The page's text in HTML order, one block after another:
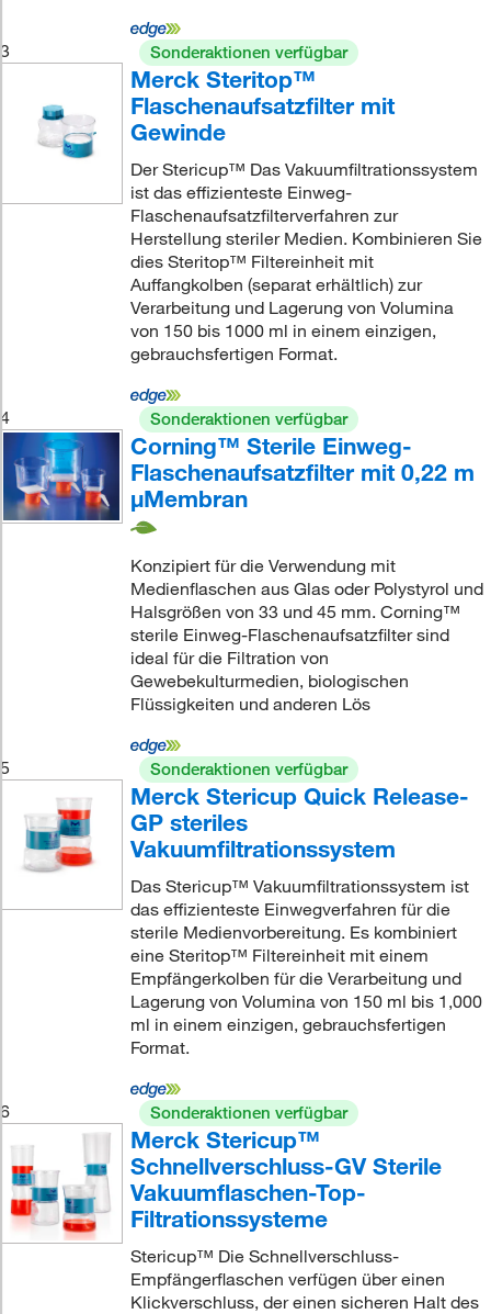
3 Sonderaktionen verfügbar
Merck Steritop™
Flaschenaufsatzfilter mit
Gewinde
Der Stericup™ Das Vakuumfiltrationssystem
ist das effizienteste Einweg-
Flaschenaufsatzfilterverfahren zur
Herstellung steriler Medien. Kombinieren Sie
dies Steritop™ Filtereinheit mit
Auffangkolben (separat erhältlich) zur
Verarbeitung und Lagerung von Volumina
von 150 bis 1000 ml in einem einzigen,
gebrauchsfertigen Format.
4 Sonderaktionen verfügbar
Corning™ Sterile Einweg-
Flaschenaufsatzfilter mit 0,22 m
μMembran
Konzipiert für die Verwendung mit
Medienflaschen aus Glas oder Polystyrol und
Halsgrößen von 33 und 45 mm. Corning™
sterile Einweg-Flaschenaufsatzfilter sind
ideal für die Filtration von
Gewebekulturmedien, biologischen
Flüssigkeiten und anderen Lös
5 Sonderaktionen verfügbar
Merck Stericup Quick Release-
GP steriles
Vakuumfiltrationssystem
Das Stericup™ Vakuumfiltrationssystem ist
das effizienteste Einwegverfahren für die
sterile Medienvorbereitung. Es kombiniert
eine Steritop™ Filtereinheit mit einem
Empfängerkolben für die Verarbeitung und
Lagerung von Volumina von 150 ml bis 1,000
ml in einem einzigen, gebrauchsfertigen
Format.
6 Sonderaktionen verfügbar
Merck Stericup™
Schnellverschluss-GV Sterile
Vakuumflaschen-Top-
Filtrationssysteme
Stericup™ Die Schnellverschluss-
Empfängerflaschen verfügen über einen
Klickverschluss, der einen sicheren Halt des